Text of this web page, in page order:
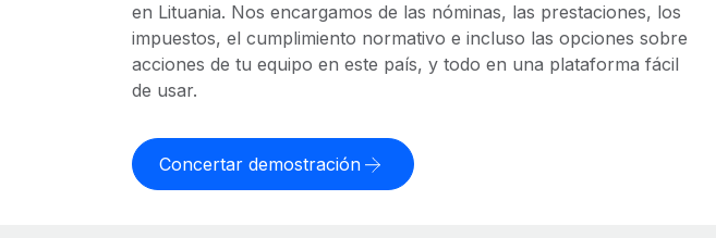
en Lituania. Nos encargamos de las nóminas, las prestaciones, los
impuestos, el cumplimiento normativo e incluso las opciones sobre
acciones de tu equipo en este país, y todo en una plataforma fácil
de usar.
Concertar demostración